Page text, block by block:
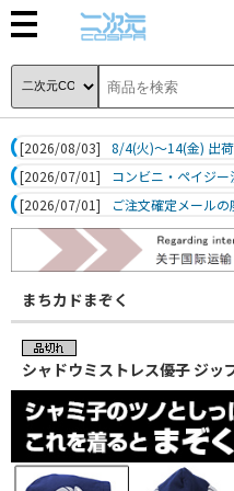
[2026/08/03]
8/4(火)～14(金) 出
[2026/07/01]
コンビニ・ペイジ
[2026/07/01]
ご注文確定メール
まちカドまぞく
シャドウミストレス優子 ジッ